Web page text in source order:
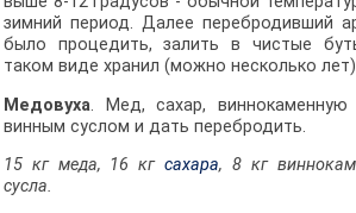
зимний период. Далее перебродивший
было процедить, залить в чистые
таком виде хранил (можно несколько
Медовуха. Мед, сахар,
винным суслом и дать перебродить.
15 кг меда, 16 кгсахара, 8 кг
сусла.